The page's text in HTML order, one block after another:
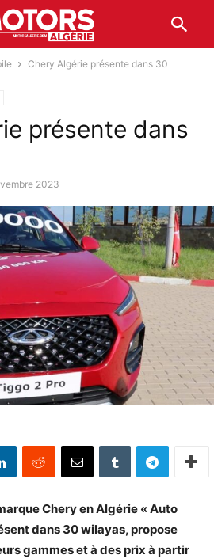
Chery Algérie présente dans 30
présente dans
2023
Chery en Algérie « Auto
dans 30 wilayas, propose
gammes et à des prix à partir